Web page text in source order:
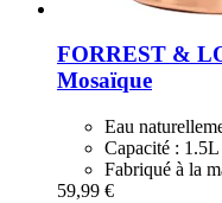
FORREST &
Mosaïque
Eau
Capacité : 1.5L
Fabriqué à la
59,99 €